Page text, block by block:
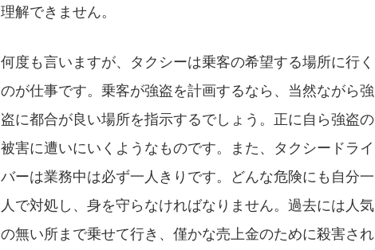
理解できません。
何度も言いますが、タクシーは乗客の希望する場所に行く
のが仕事です。乗客が強盗を計画するなら、当然ながら強
盗に都合が良い場所を指示するでしょう。正に自ら強盗の
被害に遭いにいくようなものです。また、タクシードライ
バーは業務中は必ず一人きりです。どんな危険にも自分一
人で対処し、身を守らなければなりません。過去には人気
の無い所まで乗せて行き、僅かな売上金のために殺害され